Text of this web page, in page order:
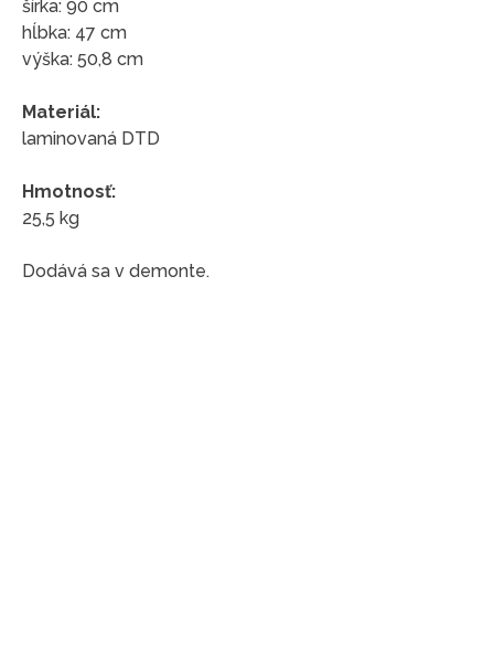
šírka: 90 cm
hĺbka: 47 cm
výška: 50,8 cm
Materiál:
laminovaná DTD
Hmotnosť:
25,5 kg
Dodává sa v demonte.